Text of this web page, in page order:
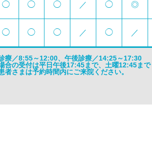
◯ ◯ ◯ ／ ◯ ◎
◯ ◯ ◯ ／ ◯ ／
療／8:55～12:00、午後診療／14:25～17:30
合の受付は平日午後17:45まで、土曜12:45まで
さまは予約時間内にご来院ください。